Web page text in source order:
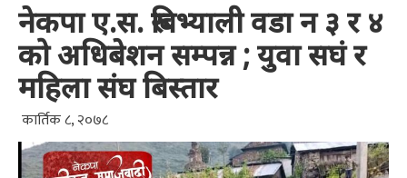
नेकपा ए.स. रुबिभ्याली वडा न ३ र ४
को अधिबेशन सम्पन्न ; युवा सघं र
महिला संघ बिस्तार
कार्तिक ८, २०७८